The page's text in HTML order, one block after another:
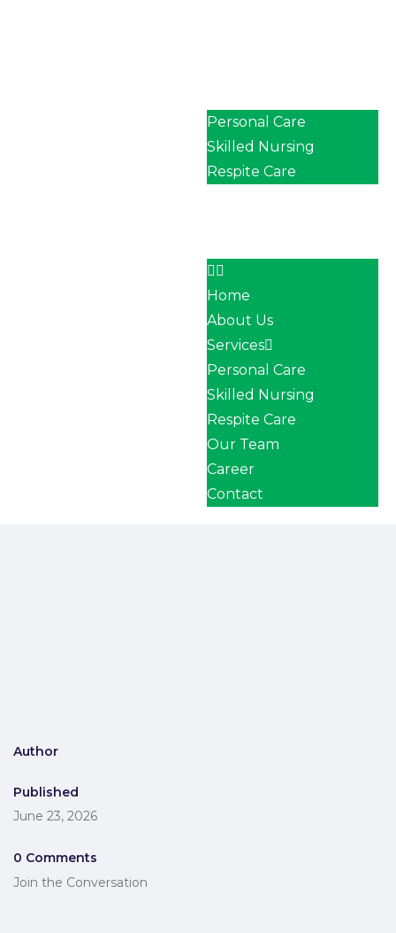
Personal Care
Skilled Nursing
Respite Care
Home
About Us
Services
Personal Care
Skilled Nursing
Respite Care
Our Team
Career
Contact
Author
Published
June 23, 2026
0 Comments
Join the Conversation